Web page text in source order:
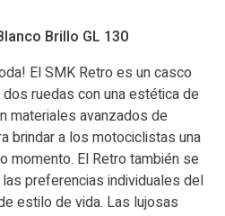
Brillo GL 130
El SMK Retro es un casco
ruedas con una estética de
materiales avanzados de
brindar a los motociclistas una
momento. El Retro también se
preferencias individuales del
estilo de vida. Las lujosas